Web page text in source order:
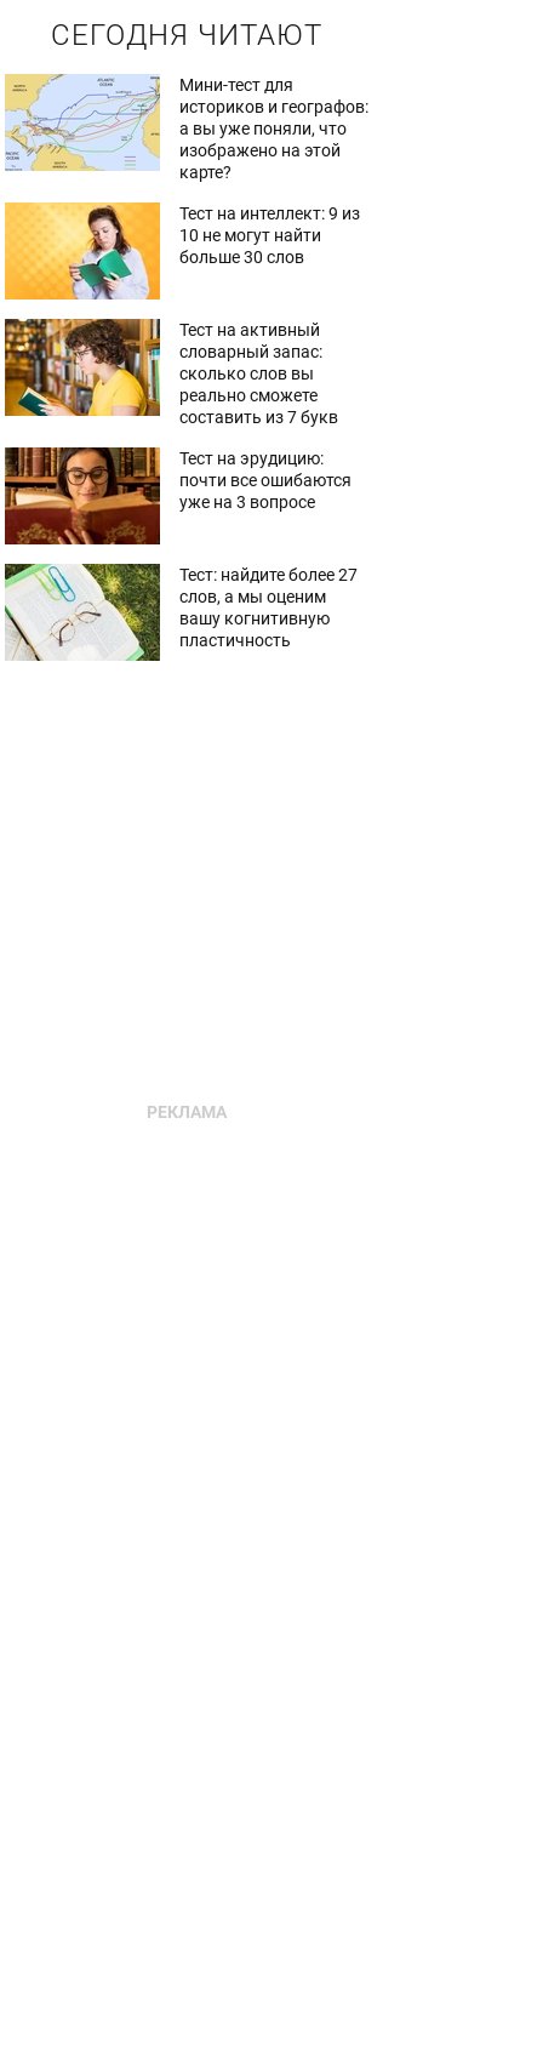
СЕГОДНЯ ЧИТАЮТ
Мини-тест для
историков и географов:
а вы уже поняли, что
изображено на этой
карте?
Тест на интеллект: 9 из
10 не могут найти
больше 30 слов
Тест на активный
словарный запас:
сколько слов вы
реально сможете
составить из 7 букв
Тест на эрудицию:
почти все ошибаются
уже на 3 вопросе
Тест: найдите более 27
слов, а мы оценим
вашу когнитивную
пластичность